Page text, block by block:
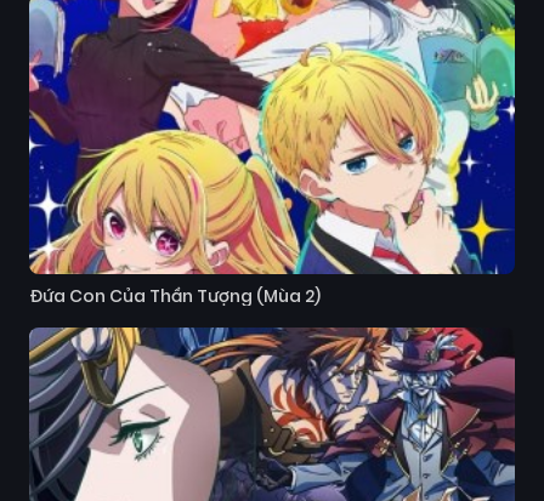
Đứa Con Của Thần Tượng (Mùa 2)